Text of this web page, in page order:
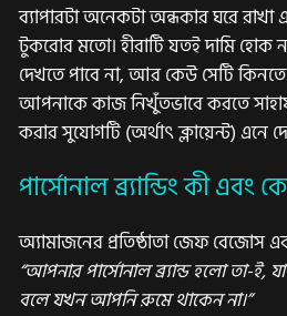
ব্যাপারটা অনেকটা অন্ধকার ঘরে রাখা
টুকরোর মতো। হীরাটি যতই দামি হোক
দেখতে পাবে না, আর কেউ সেটি
আপনাকে কাজ নিখুঁতভাবে করতে
করার সুযোগটি (অর্থাৎ ক্লায়েন্ট) এনে
পার্সোনাল ব্র্যান্ডিং কী এবং
অ্যামাজনের প্রতিষ্ঠাতা জেফ বেজোস
“আপনার পার্সোনাল ব্র্যান্ড হলো তা-ই,
বলে যখন আপনি রুমে থাকেন না।”